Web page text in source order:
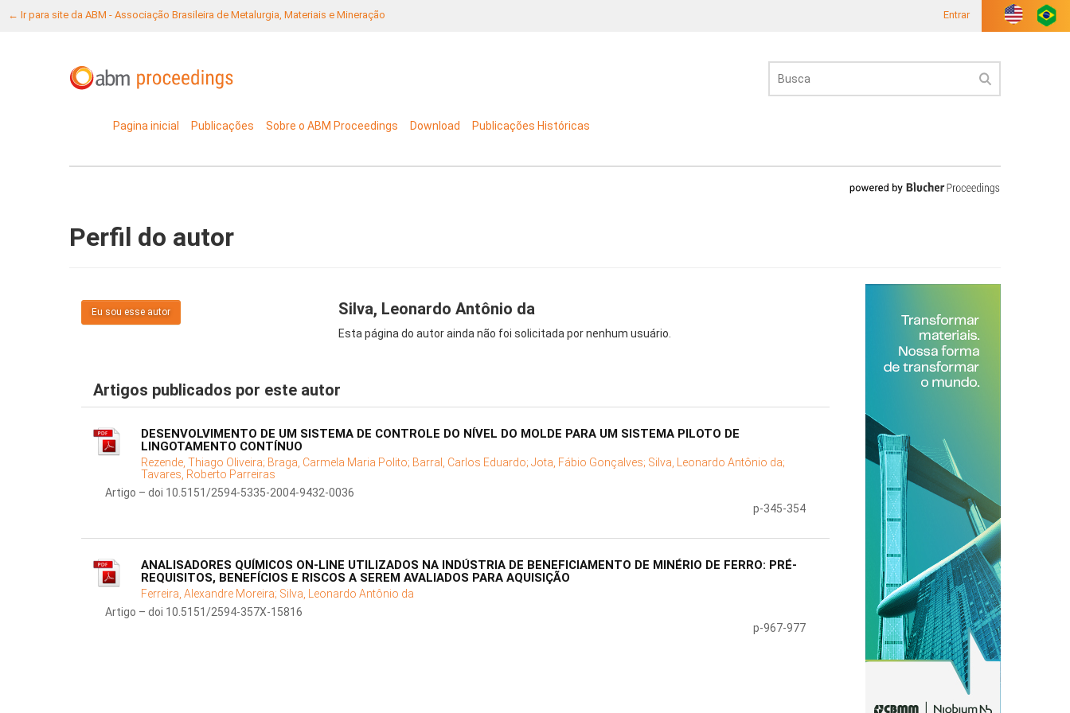
← Ir para site da ABM - Associação Brasileira de Metalurgia, Materiais e Mineração Entrar
Pagina inicial Publicações Sobre o ABM Proceedings Download Publicações Históricas
Perfil do autor
Eu sou esse autor Silva, Leonardo Antônio da
Esta página do autor ainda não foi solicitada por nenhum usuário.
Artigos publicados por este autor
DESENVOLVIMENTO DE UM SISTEMA DE CONTROLE DO NÍVEL DO MOLDE PARA UM SISTEMA PILOTO DE
LINGOTAMENTO CONTÍNUO
Rezende, Thiago Oliveira; Braga, Carmela Maria Polito; Barral, Carlos Eduardo; Jota, Fábio Gonçalves; Silva, Leonardo Antônio da;
Tavares, Roberto Parreiras
Artigo – doi 10.5151/2594-5335-2004-9432-0036
p-345-354
ANALISADORES QUÍMICOS ON-LINE UTILIZADOS NA INDÚSTRIA DE BENEFICIAMENTO DE MINÉRIO DE FERRO: PRÉ-
REQUISITOS, BENEFÍCIOS E RISCOS A SEREM AVALIADOS PARA AQUISIÇÃO
Ferreira, Alexandre Moreira; Silva, Leonardo Antônio da
Artigo – doi 10.5151/2594-357X-15816
p-967-977